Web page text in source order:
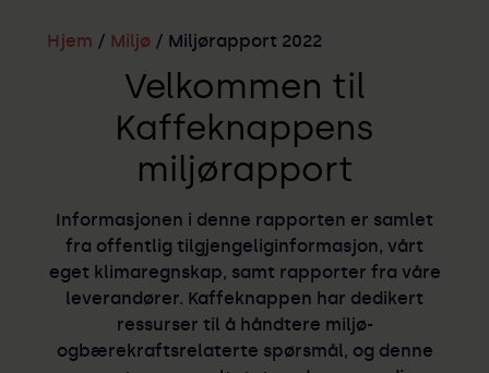
Hjem / Miljø / Miljørapport 2022
Velkommen til
Kaffeknappens
miljørapport
Informasjonen i denne rapporten er samlet
fra offentlig tilgjengeliginformasjon, vårt
eget klimaregnskap, samt rapporter fra våre
leverandører. Kaffeknappen har dedikert
ressurser til å håndtere miljø-
ogbærekraftsrelaterte spørsmål, og denne